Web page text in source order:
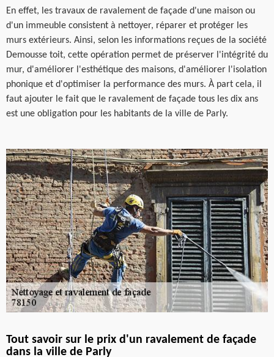
En effet, les travaux de ravalement de façade d'une maison ou
d'un immeuble consistent à nettoyer, réparer et protéger les
murs extérieurs. Ainsi, selon les informations reçues de la société
Demousse toit, cette opération permet de préserver l'intégrité du
mur, d'améliorer l'esthétique des maisons, d'améliorer l'isolation
phonique et d'optimiser la performance des murs. À part cela, il
faut ajouter le fait que le ravalement de façade tous les dix ans
est une obligation pour les habitants de la ville de Parly.
Tout savoir sur le prix d'un ravalement de façade
dans la ville de Parly